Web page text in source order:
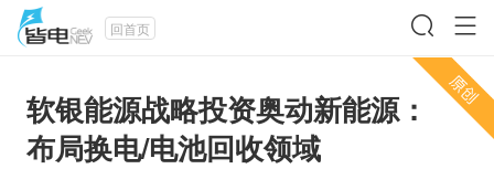
回首页
软银能源战略投资奥动新能源：
布局换电/电池回收领域